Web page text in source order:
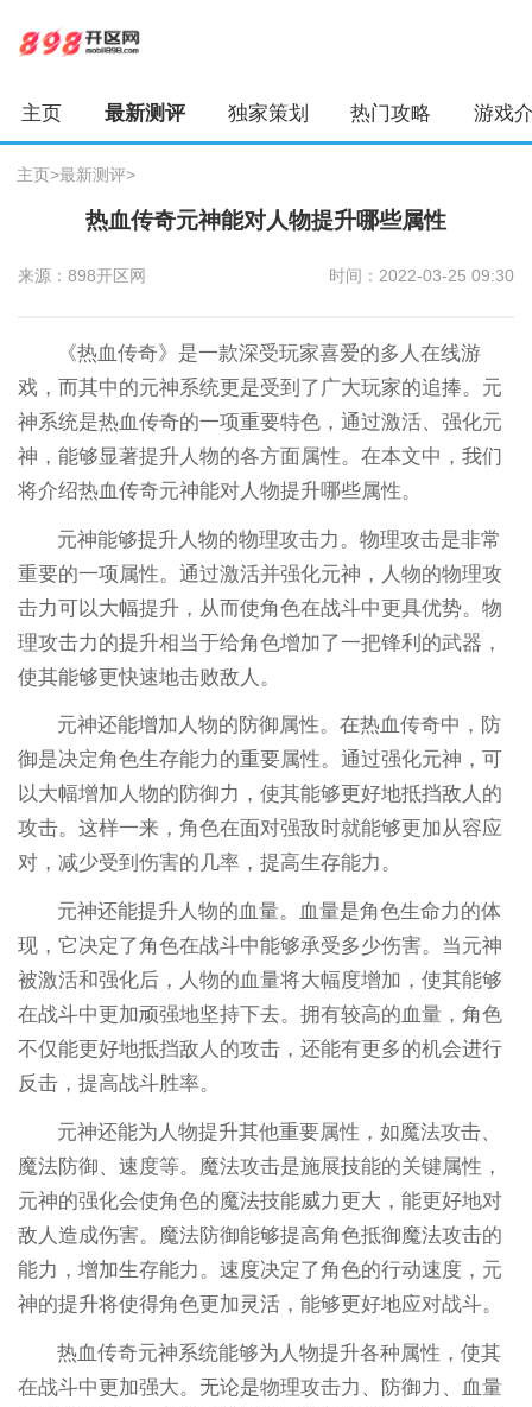
主页 最新测评 独家策划 热门攻略 游戏
主页>最新测评>
热血传奇元神能对人物提升哪些属性
来源：898开区网 时间：2022-03-25 09:30
《热血传奇》是一款深受玩家喜爱的多人在线游
戏，而其中的元神系统更是受到了广大玩家的追捧。元
神系统是热血传奇的一项重要特色，通过激活、强化元
神，能够显著提升人物的各方面属性。在本文中，我们
将介绍热血传奇元神能对人物提升哪些属性。
元神能够提升人物的物理攻击力。物理攻击是非常
重要的一项属性。通过激活并强化元神，人物的物理攻
击力可以大幅提升，从而使角色在战斗中更具优势。物
理攻击力的提升相当于给角色增加了一把锋利的武器，
使其能够更快速地击败敌人。
元神还能增加人物的防御属性。在热血传奇中，防
御是决定角色生存能力的重要属性。通过强化元神，可
以大幅增加人物的防御力，使其能够更好地抵挡敌人的
攻击。这样一来，角色在面对强敌时就能够更加从容应
对，减少受到伤害的几率，提高生存能力。
元神还能提升人物的血量。血量是角色生命力的体
现，它决定了角色在战斗中能够承受多少伤害。当元神
被激活和强化后，人物的血量将大幅度增加，使其能够
在战斗中更加顽强地坚持下去。拥有较高的血量，角色
不仅能更好地抵挡敌人的攻击，还能有更多的机会进行
反击，提高战斗胜率。
元神还能为人物提升其他重要属性，如魔法攻击、
魔法防御、速度等。魔法攻击是施展技能的关键属性，
元神的强化会使角色的魔法技能威力更大，能更好地对
敌人造成伤害。魔法防御能够提高角色抵御魔法攻击的
能力，增加生存能力。速度决定了角色的行动速度，元
神的提升将使得角色更加灵活，能够更好地应对战斗。
热血传奇元神系统能够为人物提升各种属性，使其
在战斗中更加强大。无论是物理攻击力、防御力、血量